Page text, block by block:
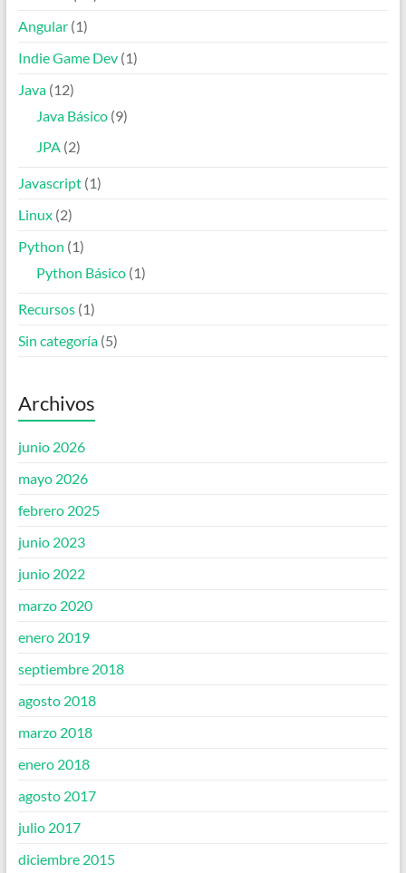
Angular(1)
Indie Game Dev(1)
Java(12)
Java Básico(9)
JPA(2)
Javascript(1)
Linux(2)
Python (1)
Python Básico(1)
Recursos(1)
Sin categoría(5)
Archivos
junio 2026
mayo 2026
febrero 2025
junio 2023
junio 2022
marzo 2020
enero 2019
septiembre 2018
agosto 2018
marzo 2018
enero 2018
agosto 2017
julio 2017
diciembre 2015